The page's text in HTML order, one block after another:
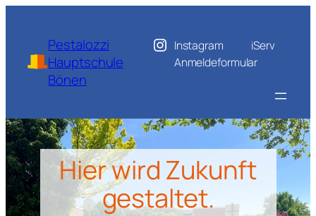
springenPestalozzi
Hauptschule
Bönen
Instagram
iServ
Anmeldeformular
Hier wird Zukunft
gestaltet.